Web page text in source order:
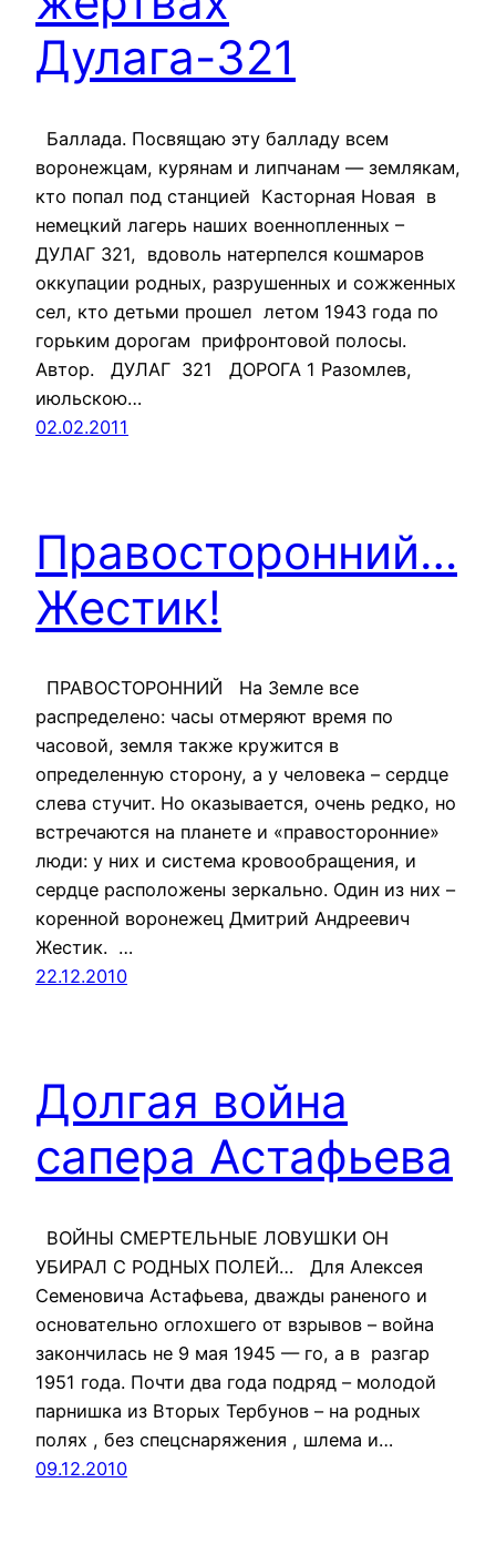
Дулага-321
Баллада. Посвящаю эту балладу всем
воронежцам, курянам и липчанам — землякам,
кто попал под станцией Касторная Новая в
немецкий лагерь наших военнопленных –
ДУЛАГ 321, вдоволь натерпелся кошмаров
оккупации родных, разрушенных и сожженных
сел, кто детьми прошел летом 1943 года по
горьким дорогам прифронтовой полосы.
Автор. ДУЛАГ 321 ДОРОГА 1 Разомлев,
июльскою…
02.02.2011
Правосторонний…
Жестик!
ПРАВОСТОРОННИЙ На Земле все
распределено: часы отмеряют время по
часовой, земля также кружится в
определенную сторону, а у человека – сердце
слева стучит. Но оказывается, очень редко, но
встречаются на планете и «правосторонние»
люди: у них и система кровообращения, и
сердце расположены зеркально. Один из них –
коренной воронежец Дмитрий Андреевич
Жестик. …
22.12.2010
Долгая война
сапера Астафьева
ВОЙНЫ СМЕРТЕЛЬНЫЕ ЛОВУШКИ ОН
УБИРАЛ С РОДНЫХ ПОЛЕЙ… Для Алексея
Семеновича Астафьева, дважды раненого и
основательно оглохшего от взрывов – война
закончилась не 9 мая 1945 — го, а в разгар
1951 года. Почти два года подряд – молодой
парнишка из Вторых Тербунов – на родных
полях , без спецснаряжения , шлема и…
09.12.2010